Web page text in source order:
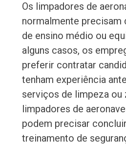
Os limpadores de
normalmente precisam
de ensino médio ou
alguns casos, os
preferir contratar
tenham experiência
serviços de limpeza ou
limpadores de
podem precisar
treinamento de